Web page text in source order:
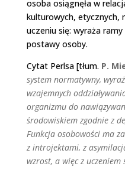
osoba osiągnęła w
kulturowych, etycznych,
uczeniu się: wyraża
postawy osoby.
Cytat Perlsa [tłum. P.
system normatywny,
wzajemnych
organizmu do
środowiskiem zgodnie z
Funkcja osobowości ma
z introjektami, z
wzrost, a więc z uczeniem